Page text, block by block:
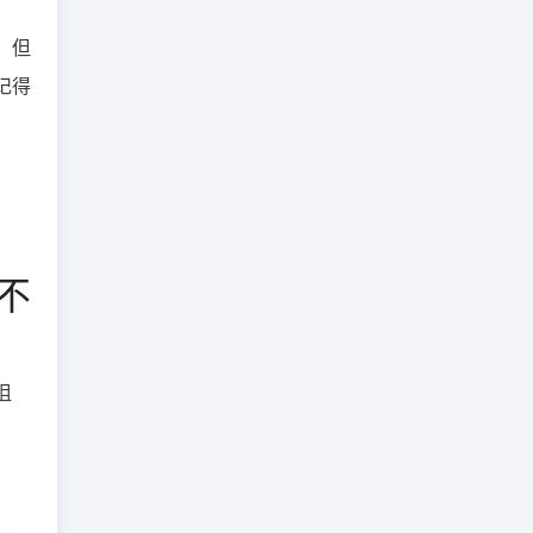
但
得